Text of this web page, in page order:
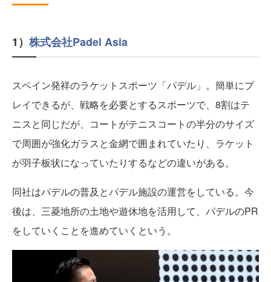
1） 株式会社Padel Asia
スペイン発祥のラケットスポーツ「パデル」。簡単にプ
レイできるが、戦略を必要とするスポーツで、8割はテ
ニスと同じだが、コートがテニスコートの半分のサイズ
で周囲が強化ガラスと金網で囲まれていたり、ラケット
が羽子板状になっていたりするなどの違いがある。
同社はパデルの普及とパデル施設の運営をしている。今
後は、三菱地所の土地や遊休地を活用して、パデルのPR
をしていくことを進めていくという。